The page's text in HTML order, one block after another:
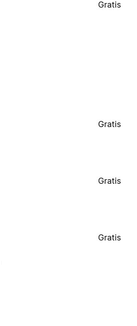
Gratis
Gratis
Gratis
Gratis